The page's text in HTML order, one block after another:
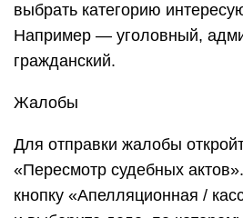
выбрать категорию
Например — уголовный,
гражданский.
Жалобы
Для отправки жалобы
«Пересмотр судебных
кнопку «Апелляционная /